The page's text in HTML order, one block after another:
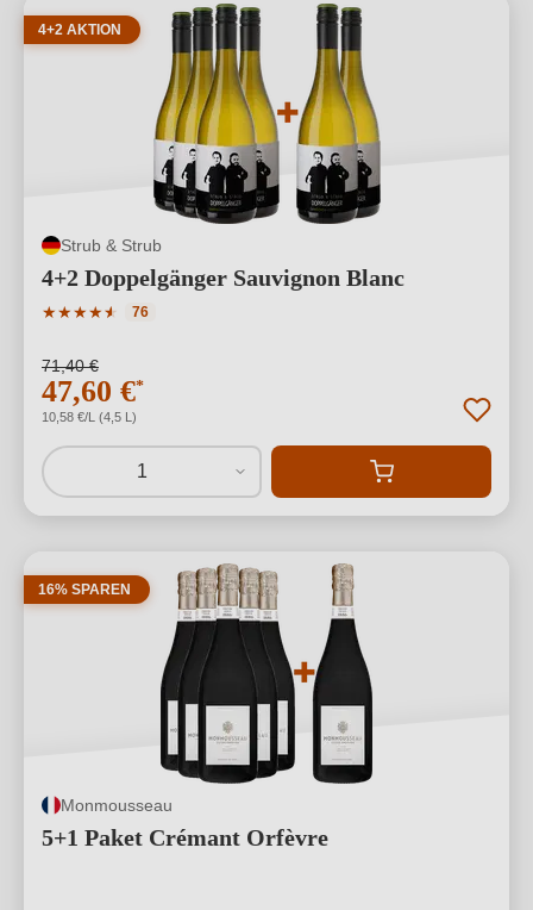
4+2 AKTION
Strub & Strub
4+2 Doppelgänger Sauvignon Blanc
★★★★★
★
Durchschnittliche Bewertung von 4.93 von 5 Sternen
76
71,40 €
47,60 €*
10,58 €/L (4,5 L)
1
16% SPAREN
Monmousseau
5+1 Paket Crémant Orfèvre